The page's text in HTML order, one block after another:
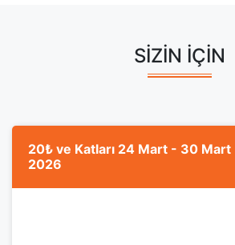
SİZİN İÇİN
20₺ ve Katları 24 Mart - 30 Mart
2026